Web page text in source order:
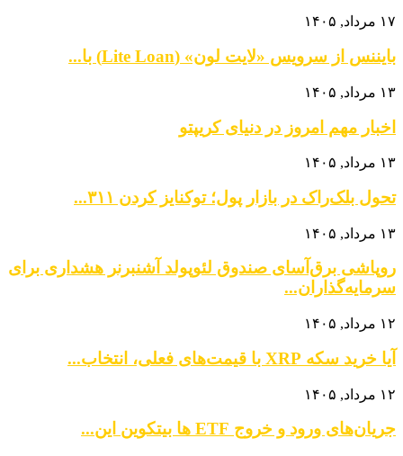
۱۷ مرداد, ۱۴۰۵
بایننس از سرویس «لایت لون» (Lite Loan) با...
۱۳ مرداد, ۱۴۰۵
اخبار مهم امروز در دنیای کریپتو
۱۳ مرداد, ۱۴۰۵
تحول بلک‌راک در بازار پول؛ توکنایز کردن ۳۱۱...
۱۳ مرداد, ۱۴۰۵
روپاشی برق‌آسای صندوق لئوپولد آشنبرنر هشداری برای
سرمایه‌گذاران...
۱۲ مرداد, ۱۴۰۵
آیا خرید سکه XRP با قیمت‌های فعلی، انتخاب...
۱۲ مرداد, ۱۴۰۵
جریان‌های ورود و خروج ETF ها بیتکوین این...